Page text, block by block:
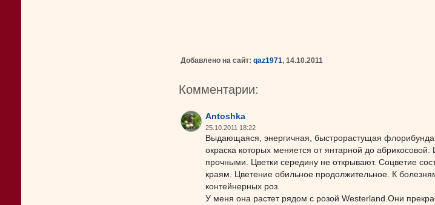
Добавлено на сайт: qaz1971, 14.10.2011
Комментарии:
Antoshka
25.10.2011 18:22
Выдающаяся, энергичная, быстрорастущая
окраска которых меняется от янтарной до
прочными. Цветки середину не открывают. Соцветие
краям. Цветение обильное продолжительное. К
контейнерных роз.
У меня она растет рядом с розой Westerland.Они